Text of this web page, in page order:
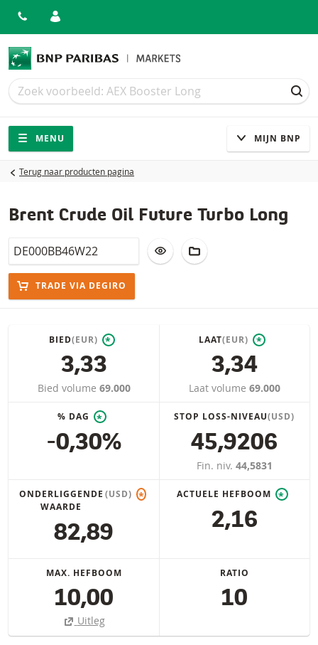
Zoek
Zoek
Navigatie
Site navigatie
MENU MIJN BNP
Terug naar producten pagina
Brent Crude Oil Future Turbo Long
Isin VOEG TOE AAN WATCHLIST
TRADE VIA DEGIRO
BIED(EUR) *
3,33
Bied volume 69.000
LAAT(EUR) *
3,34
Laat volume 69.000
% DAG *
-0,30%
STOP LOSS-NIVEAU(USD)
45,9206
Fin. niv. 44,5831
ONDERLIGGENDE
WAARDE
(USD) *
82,89
ACTUELE HEFBOOM *
2,16
MAX. HEFBOOM
10,00
Uitleg
RATIO
10